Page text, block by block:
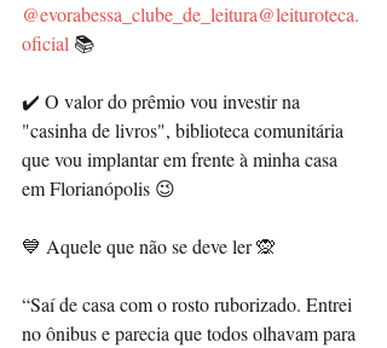
@evorabessa_clube_de_leitura@leituroteca.
oficial 📚
✔️ O valor do prêmio vou investir na
"casinha de livros", biblioteca comunitária
que vou implantar em frente à minha casa
em Florianópolis 😉
💙 Aquele que não se deve ler 🙊
“Saí de casa com o rosto ruborizado. Entrei
no ônibus e parecia que todos olhavam para